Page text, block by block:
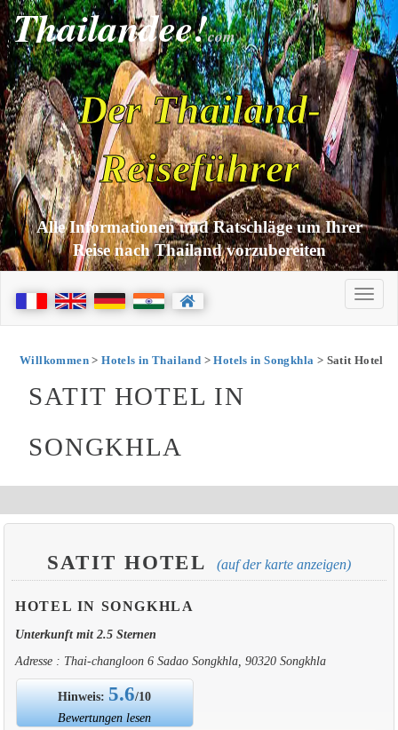
Thailandee!com
Der Thailand-
Reiseführer
Alle Informationen und Ratschläge um Ihrer
Reise nach Thailand vorzubereiten
Willkommen>Hotels in Thailand >Hotels in Songkhla > Satit Hotel
SATIT HOTEL IN
SONGKHLA
SATIT HOTEL (auf der karte anzeigen)
HOTEL IN SONGKHLA
Unterkunft mit 2.5 Sternen
Adresse : Thai-changloon 6 Sadao Songkhla, 90320 Songkhla
Hinweis:5.6/10
Bewertungen lesen